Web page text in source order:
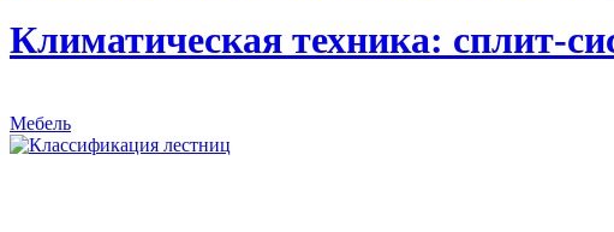
Климатическая техника: сплит-
Мебель